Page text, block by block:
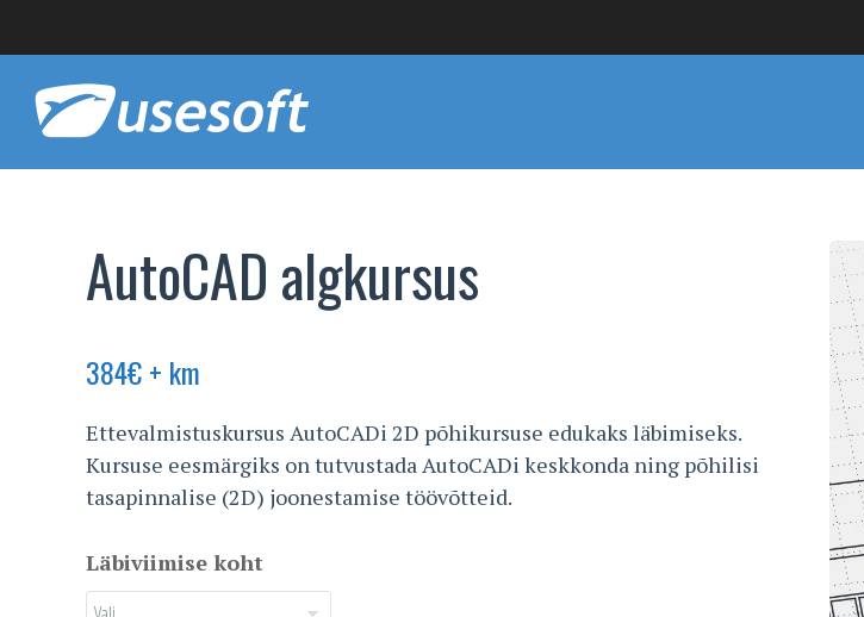
AutoCAD algkursus
384€+ km
Ettevalmistuskursus AutoCADi 2D põhikursuse edukaks läbimiseks.
Kursuse eesmärgiks on tutvustada AutoCADi keskkonda ning põhilisi
tasapinnalise (2D) joonestamise töövõtteid.
Läbiviimise koht